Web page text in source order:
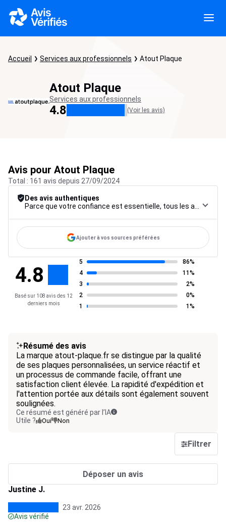
Accueil Services aux professionnels Atout Plaque
Atout Plaque
Services aux professionnels
4.8 (Voir les avis)
Avis pour Atout Plaque
Total : 161 avis depuis 27/09/2024
Des avis authentiques
Ajouter à vos sources préférées
4.8
Basé sur 108 avis des 12
derniers mois
5
86%
4
11%
3
2%
2
0%
1
1%
Résumé des avis
La marque atout-plaque.fr se distingue par la qualité
de ses plaques personnalisées, un service réactif et
un processus de commande facile, offrant une
satisfaction client élevée. La rapidité d'expédition et
l'attention portée aux détails sont également souvent
soulignées.
Ce résumé est généré par l’IA
Utile ?
Oui Non
Filtrer
Déposer un avis
Justine J.
23 avr. 2026
Avis vérifié